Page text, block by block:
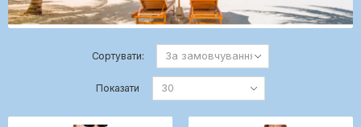
Сортувати:
Показати